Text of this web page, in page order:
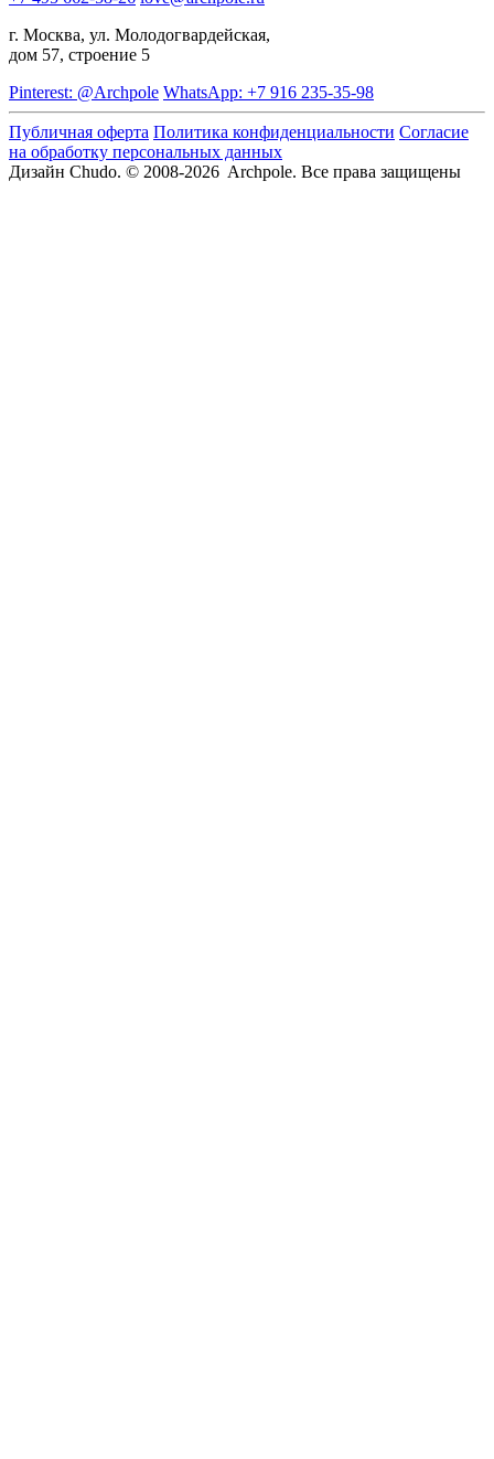
г. Москва, ул. Молодогвардейская,
дом 57, строение 5
Pinterest: @Archpole WhatsApp: +7 916 235-35-98
Публичная оферта Политика конфиденциальности Согласие
на обработку персональных данных
Дизайн Chudo. © 2008-2026 Archpole. Все права защищены